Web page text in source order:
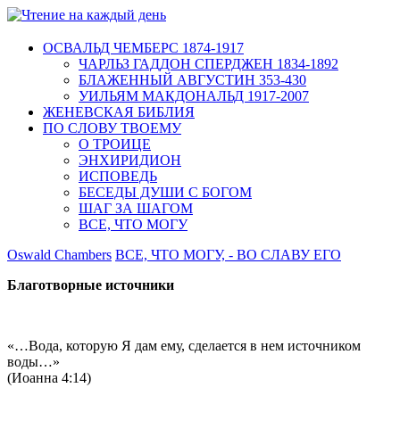
ОСВАЛЬД ЧЕМБЕРС 1874-1917
ЧАРЛЬЗ ГАДДОН СПЕРДЖЕН 1834-1892
БЛАЖЕННЫЙ АВГУСТИН 353-430
УИЛЬЯМ МАКДОНАЛЬД 1917-2007
ЖЕНЕВСКАЯ БИБЛИЯ
ПО СЛОВУ ТВОЕМУ
О ТРОИЦЕ
ЭНХИРИДИОН
ИСПОВЕДЬ
БЕСЕДЫ ДУШИ С БОГОМ
ШАГ ЗА ШАГОМ
ВСЕ, ЧТО МОГУ
Oswald Chambers ВСЕ, ЧТО МОГУ, - ВО СЛАВУ ЕГО
Благотворные источники
«…Вода, которую Я дам ему, сделается в нем источником
воды…»
(Иоанна 4:14)